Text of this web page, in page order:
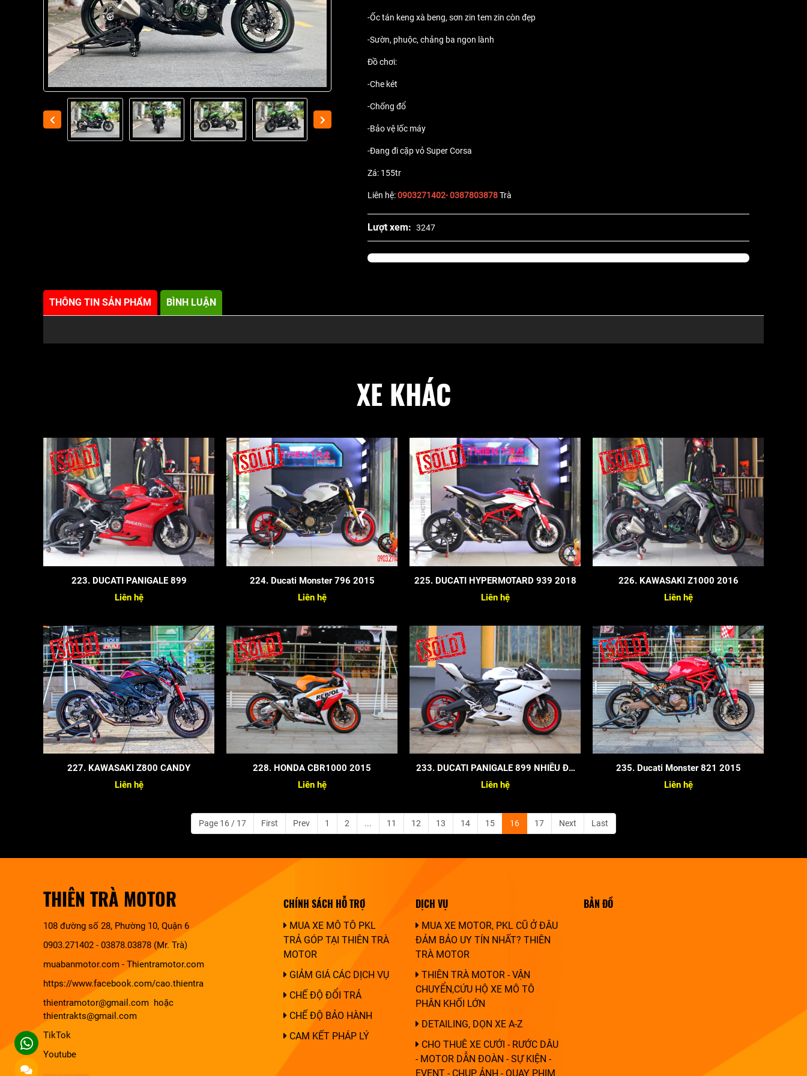
-Ốc tán keng xà beng, sơn zin tem zin còn đẹp
-Sườn, phuộc, chảng ba ngon lành
Đồ chơi:
-Che két
-Chống đổ
-Bảo vệ lốc máy
-Đang đi cặp vỏ Super Corsa
Zá: 155tr
Liên hệ:0903271402- 0387803878Trà
Lượt xem: 3247
THÔNG TIN SẢN PHẨM BÌNH LUẬN
XE KHÁC
223. DUCATI PANIGALE 899
Liên hệ
224. Ducati Monster 796 2015
Liên hệ
225. DUCATI HYPERMOTARD 939 2018
Liên hệ
226. KAWASAKI Z1000 2016
Liên hệ
227. KAWASAKI Z800 CANDY
Liên hệ
228. HONDA CBR1000 2015
Liên hệ
233. DUCATI PANIGALE 899 NHIỀU ĐỒ
CHƠI
Liên hệ
235. Ducati Monster 821 2015
Liên hệ
Page 16 / 17 First Prev 1 2 ... 11 12 13 14 15 16 17 Next Last
THIÊN TRÀ MOTOR
108 đường số 28, Phường 10, Quận 6
0903.271402 - 03878.03878 (Mr. Trà)
muabanmotor.com - Thientramotor.com
https://www.facebook.com/cao.thientra
thientramotor@gmail.com hoặc
thientrakts@gmail.com
TikTok
Youtube
CHÍNH SÁCH HỖ TRỢ
MUA XE MÔ TÔ PKL
TRẢ GÓP TẠI THIÊN TRÀ
MOTOR
GIẢM GIÁ CÁC DỊCH VỤ
CHẾ ĐỘ ĐỔI TRẢ
CHẾ ĐỘ BẢO HÀNH
CAM KẾT PHÁP LÝ
DỊCH VỤ
MUA XE MOTOR, PKL CŨ Ở ĐÂU
ĐẢM BẢO UY TÍN NHẤT? THIÊN
TRÀ MOTOR
THIÊN TRÀ MOTOR - VẬN
CHUYỂN,CỨU HỘ XE MÔ TÔ
PHÂN KHỐI LỚN
DETAILING, DỌN XE A-Z
CHO THUÊ XE CƯỚI - RƯỚC DÂU
- MOTOR DẪN ĐOÀN - SỰ KIỆN -
EVENT - CHỤP ẢNH - QUAY PHIM
BẢN ĐỒ